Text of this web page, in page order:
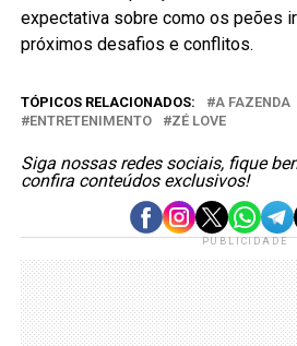
expectativa sobre como os peões
próximos desafios e conflitos.
TÓPICOS RELACIONADOS: A FAZENDA
ENTRETENIMENTO
ZÉ LOVE
Siga nossas redes sociais, fique
confira conteúdos exclusivos!
PUBLICIDADE